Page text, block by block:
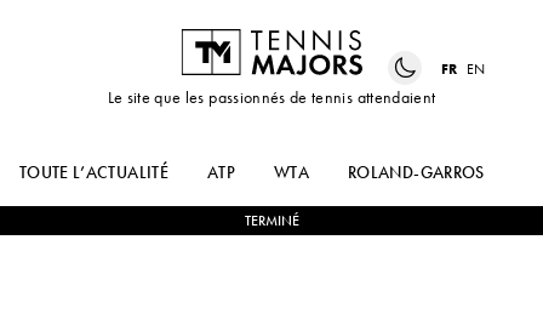
Le site que les passionnés de tennis attendaient
FR EN
TOUTE L’ACTUALITÉ ATP WTA ROLAND-GARROS
TERMINÉ